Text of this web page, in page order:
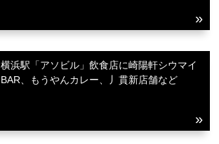
横浜駅「アソビル」飲食店に崎陽軒シウマイ
BAR、もうやんカレー、丿貫新店舗など